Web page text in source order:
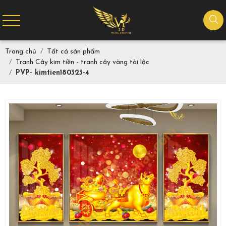
Trang chủ
Tất cả sản phẩm
Tranh Cây kim tiền - tranh cây vàng tài lộc
PVP- kimtien180323-4